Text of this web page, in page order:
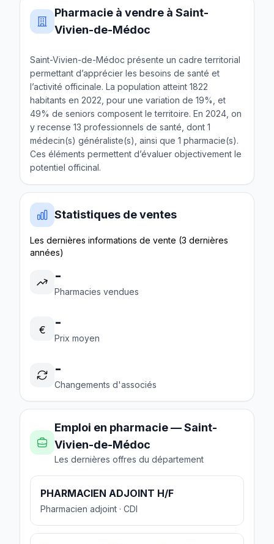
Pharmacie à vendre à Saint-
Vivien-de-Médoc
Saint-Vivien-de-Médoc présente un cadre territorial
permettant d’apprécier les besoins de santé et
l’activité officinale. La population atteint 1822
habitants en 2022, pour une variation de 19%, et
49% de seniors composent le territoire. En 2024, on
y recense 13 professionnels de santé, dont 1
médecin(s) généraliste(s), ainsi que 1 pharmacie(s).
Ces éléments permettent d’évaluer objectivement le
potentiel officinal.
Statistiques de ventes
Les dernières informations de vente (3 dernières
années)
-
Pharmacies vendues
€ -
Prix moyen
-
Changements d'associés
Emploi en pharmacie — Saint-
Vivien-de-Médoc
Les dernières offres du département
PHARMACIEN ADJOINT H/F
Pharmacien adjoint · CDI